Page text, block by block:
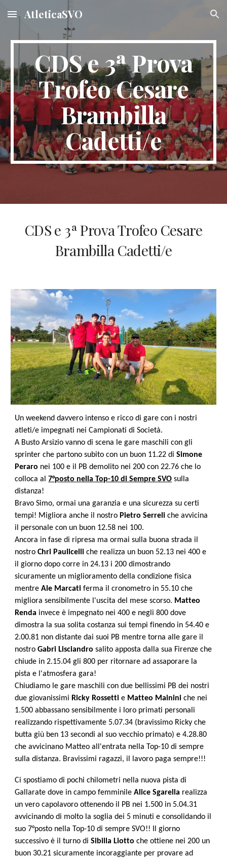
Skip to main content Skip to navigation
AtleticaSVO
CDS e 3ª Prova
Trofeo Cesare
Brambilla
Cadetti/e
CDS e 3ª Prova Trofeo Cesare
Brambilla Cadetti/e
Un weekend davvero intenso e ricco di gare con i nostri
atleti/e impegnati nei Campionati di Società.
A Busto Arsizio vanno di scena le gare maschili con gli
sprinter che partono subito con un buon 11.22 diSimone
Peraro nei 100 e il PB demolito nei 200 con 22.76 che lo
colloca al7°posto nella Top-10 di Sempre SVO sulla
distanza!
Bravo Simo, ormai una garanzia e una sicurezza su certi
tempi! Migliora anche il nostro Pietro Serreli che avvicina
il personale con un buon 12.58 nei 100.
Ancora in fase di ripresa ma ormai sulla buona strada il
nostroChri Paulicelli che realizza un buon 52.13 nei 400 e
il giorno dopo corre in 24.13 i 200 dimostrando
sicuramente un miglioramento della condizione fisica
mentreAle Marcati ferma il cronometro in 55.10 che
migliora sensibilmente l'uscita del mese scorso. Matteo
Renda invece è impegnato nei 400 e negli 800 dove
dimostra la sua solita costanza sui tempi finendo in 54.40 e
2.00.81 non distante dai suoi PB mentre torna alle gare il
nostroGabri Lisciandro salito apposta dalla sua Firenze che
chiude in 2.15.04 gli 800 per ritornare ad assaporare la
pista e l'atmosfera gara!
Chiudiamo le gare maschili con due bellissimi PB dei nostri
due giovanissimi Ricky Rossetti e Matteo Mainini che nei
1.500 abbassano sensibilmente i loro primati personali
realizzando rispettivamente 5.07.34 (bravissimo Ricky che
butta giù ben 13 secondi al suo vecchio primato) e 4.28.80
che avvicinano Matteo all'entrata nella Top-10 di sempre
sulla distanza. Bravissimi ragazzi, il lavoro paga sempre!!!
Ci spostiamo di pochi chilometri nella nuova pista di
Gallarate dove in campo femminile Alice Sgarella realizza
un vero capolavoro ottenendo il PB nei 1.500 in 5.04.31
avvicinando di molto la soglia dei 5 minuti e consolidando il
suo 7°posto nella Top-10 di sempre SVO!! Il giorno
successivo è il turno diSibilla Liotto che ottiene nei 200 un
buon 30.21 sicuramente incoraggiante per provare ad